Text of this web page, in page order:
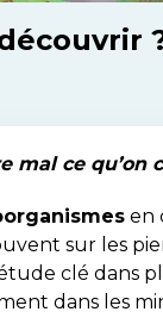
ce qu’on
en
sur les
clé dans
dans les